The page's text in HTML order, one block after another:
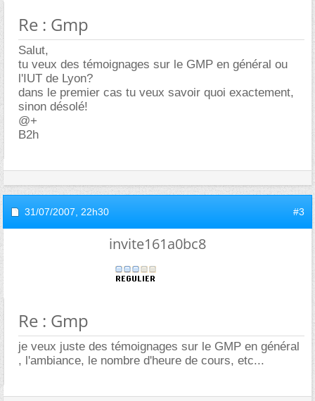
Re : Gmp
Salut,
tu veux des témoignages sur le GMP en général ou
l'IUT de Lyon?
dans le premier cas tu veux savoir quoi exactement,
sinon désolé!
@+
B2h
31/07/2007, 22h30 #3
invite161a0bc8
Re : Gmp
je veux juste des témoignages sur le GMP en général
, l'ambiance, le nombre d'heure de cours, etc...